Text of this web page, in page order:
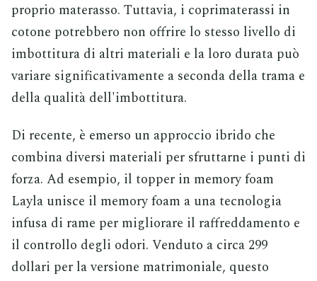
proprio materasso. Tuttavia, i coprimaterassi in
cotone potrebbero non offrire lo stesso livello di
imbottitura di altri materiali e la loro durata può
variare significativamente a seconda della trama e
della qualità dell'imbottitura.
Di recente, è emerso un approccio ibrido che
combina diversi materiali per sfruttarne i punti di
forza. Ad esempio, il topper in memory foam
Layla unisce il memory foam a una tecnologia
infusa di rame per migliorare il raffreddamento e
il controllo degli odori. Venduto a circa 299
dollari per la versione matrimoniale, questo